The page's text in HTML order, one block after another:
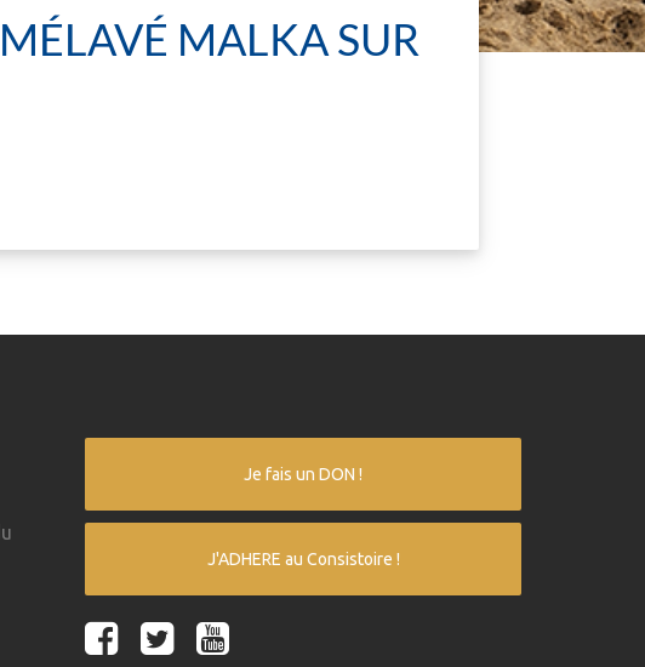
MALKA SUR
Je fais un DON !
J'ADHERE au Consistoire !